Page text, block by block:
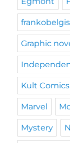
Graphic
Kult Comics
Marvel
Mystery